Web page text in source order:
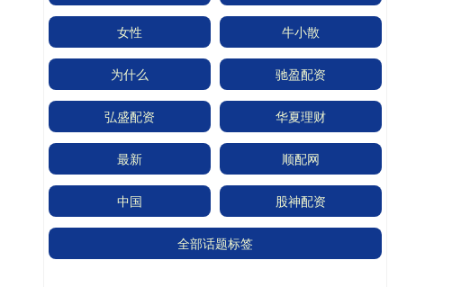
女性 牛小散
为什么 驰盈配资
弘盛配资 华夏理财
最新 顺配网
中国 股神配资
全部话题标签